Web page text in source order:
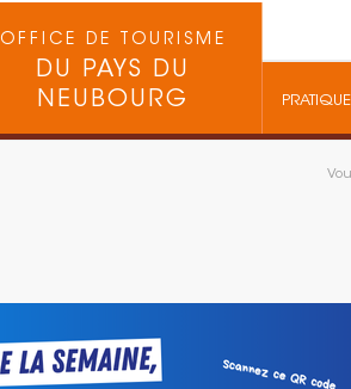
OFFICE DE TOURISME
DU PAYS DU
NEUBOURG
PRATIQUE